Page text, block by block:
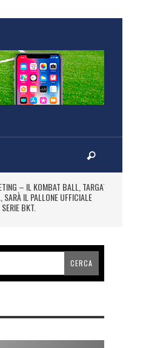
– IL KOMBAT BALL, TARGATO
SARÀ IL PALLONE UFFICIALE
BKT.